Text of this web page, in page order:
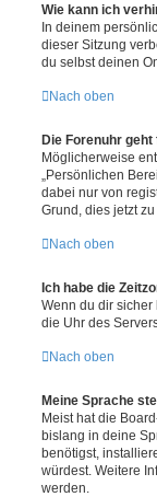
Wie kann ich
In deinem
dieser Sitzung
du selbst deinen
Nach oben
Die Forenuhr geht
Möglicherweise
„Persönlichen
dabei nur von
Grund, dies jetzt zu
Nach oben
Ich habe die
Wenn du dir sicher
die Uhr des
Nach oben
Meine Sprache
Meist hat die
bislang in deine
benötigst,
würdest. Weitere
werden.